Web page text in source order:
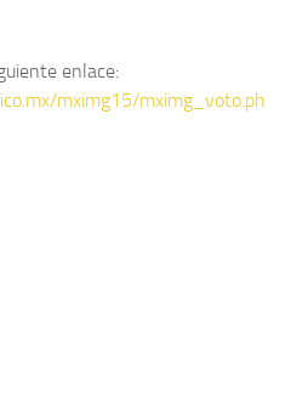
enlace:
mximg15/mximg_voto.ph